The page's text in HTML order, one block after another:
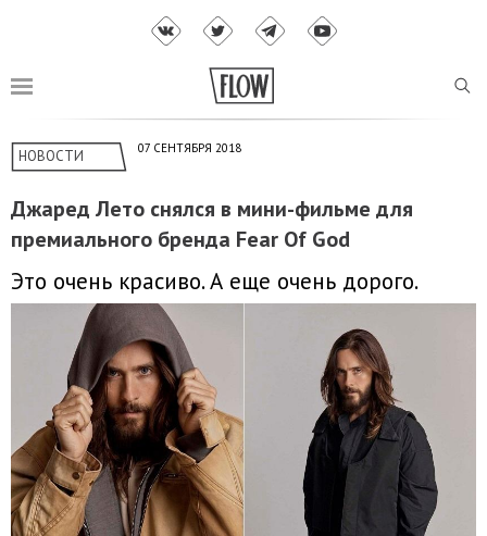
НОВОСТИ 07 СЕНТЯБРЯ 2018
Джаред Лето снялся в мини-фильме для
премиального бренда Fear Of God
Это очень красиво. А еще очень дорого.